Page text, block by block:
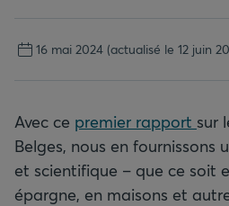
16 mai 2024 (actualisé le 12 juin
Avec ce premier rapport sur
Belges, nous en fournissons
et scientifique – que ce soit
épargne, en maisons et